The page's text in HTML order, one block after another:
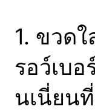
1. ขวด
รอว์เบอ
นเนี่ยน